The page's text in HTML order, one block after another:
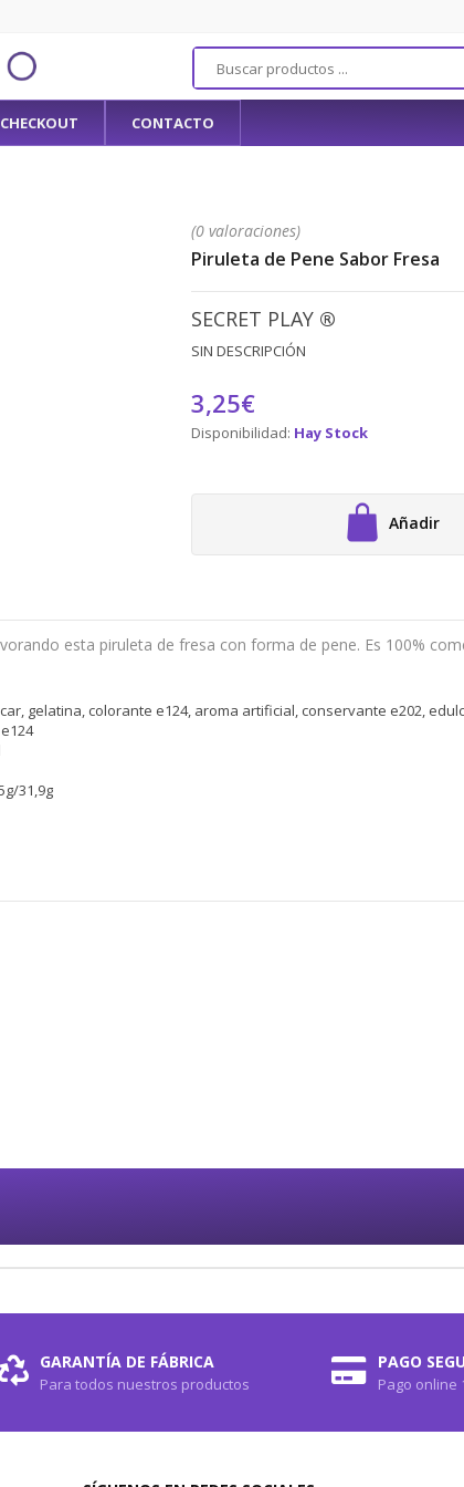
CHECKOUT
CONTACTO
(0 valoraciones)
Piruleta de Pene Sabor Fresa
SECRET PLAY ®
SIN DESCRIPCIÓN
3,25€
Disponibilidad: Hay Stock
Añadir
esta piruleta de fresa con forma de pene. Es 100%
gelatina, colorante e124, aroma artificial, conservante e202,
31,9g
GARANTÍA DE FÁBRICA
Para todos nuestros productos
PAGO
Pago online